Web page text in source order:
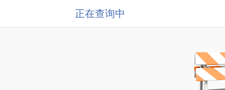
正在查询中